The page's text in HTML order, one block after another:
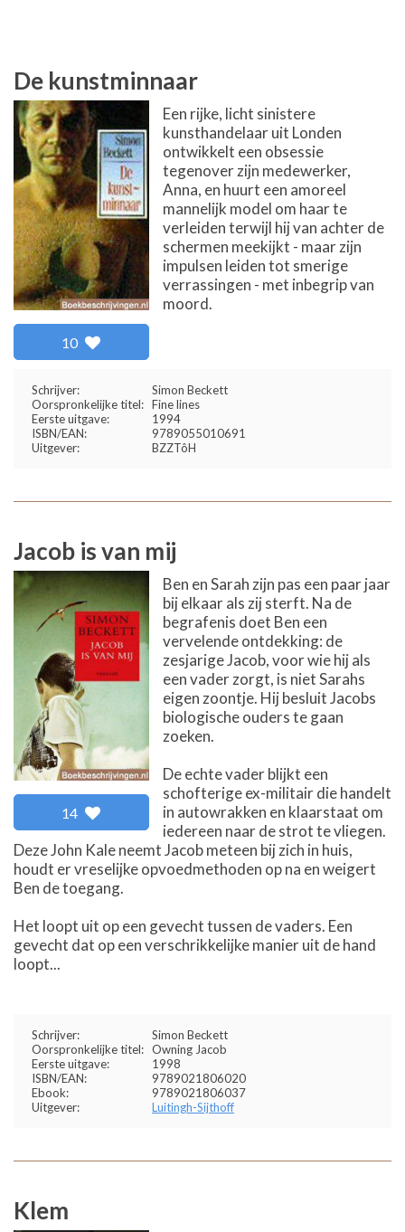
De kunstminnaar
10
Een rijke, licht sinistere
kunsthandelaar uit Londen
ontwikkelt een obsessie
tegenover zijn medewerker,
Anna, en huurt een amoreel
mannelijk model om haar te
verleiden terwijl hij van achter de
schermen meekijkt - maar zijn
impulsen leiden tot smerige
verrassingen - met inbegrip van
moord.
Schrijver:
Simon Beckett
Oorspronkelijke titel: Fine lines
Eerste uitgave:
1994
ISBN/EAN:
9789055010691
Uitgever:
BZZTôH
Jacob is van mij
14
Ben en Sarah zijn pas een paar jaar
bij elkaar als zij sterft. Na de
begrafenis doet Ben een
vervelende ontdekking: de
zesjarige Jacob, voor wie hij als
een vader zorgt, is niet Sarahs
eigen zoontje. Hij besluit Jacobs
biologische ouders te gaan
zoeken.
De echte vader blijkt een
schofterige ex-militair die handelt
in autowrakken en klaarstaat om
iedereen naar de strot te vliegen.
Deze John Kale neemt Jacob meteen bij zich in huis,
houdt er vreselijke opvoedmethoden op na en weigert
Ben de toegang.
Het loopt uit op een gevecht tussen de vaders. Een
gevecht dat op een verschrikkelijke manier uit de hand
loopt...
Schrijver:
Simon Beckett
Oorspronkelijke titel: Owning Jacob
Eerste uitgave:
1998
ISBN/EAN:
9789021806020
Ebook:
9789021806037
Uitgever:
Luitingh-Sijthoff
Klem